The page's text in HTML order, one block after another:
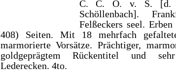
C. C. O. v. S. [d.
Schöllenbach].
Felßeckers seel.
408) Seiten. Mit 18 mehrfach
marmorierte Vorsätze. Prächtiger,
goldgeprägtem Rückentitel und
Lederecken. 4to.